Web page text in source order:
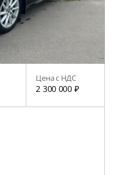
Цена с НДС
2 300 000 ₽